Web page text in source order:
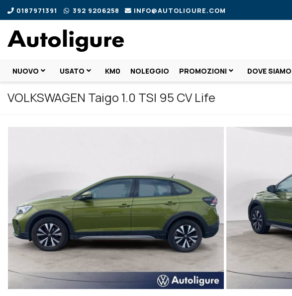
0187971391 392 9206258 INFO@AUTOLIGURE.COM
NUOVO USATO KM0 NOLEGGIO PROMOZIONI DOVE SIAMO
VOLKSWAGEN Taigo 1.0 TSI 95 CV Life